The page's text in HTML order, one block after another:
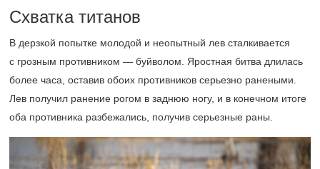
Схватка титанов
В дерзкой попытке молодой и неопытный лев сталкивается
с грозным противником — буйволом. Яростная битва длилась
более часа, оставив обоих противников серьезно ранеными.
Лев получил ранение рогом в заднюю ногу, и в конечном итоге
оба противника разбежались, получив серьезные раны.